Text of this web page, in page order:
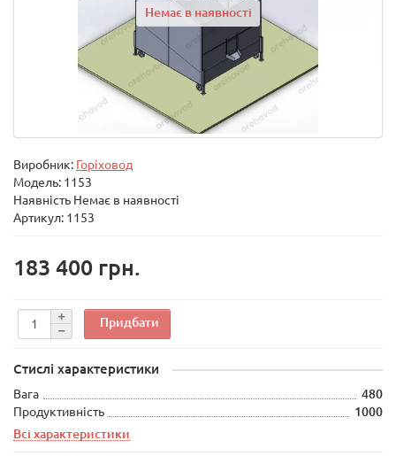
Немає в наявності
Виробник: Горіховод
Модель: 1153
Наявність Немає в наявності
Артикул: 1153
183 400 грн.
Придбати
Стислі характеристики
Вага
480
Продуктивність
1000
Всі характеристики